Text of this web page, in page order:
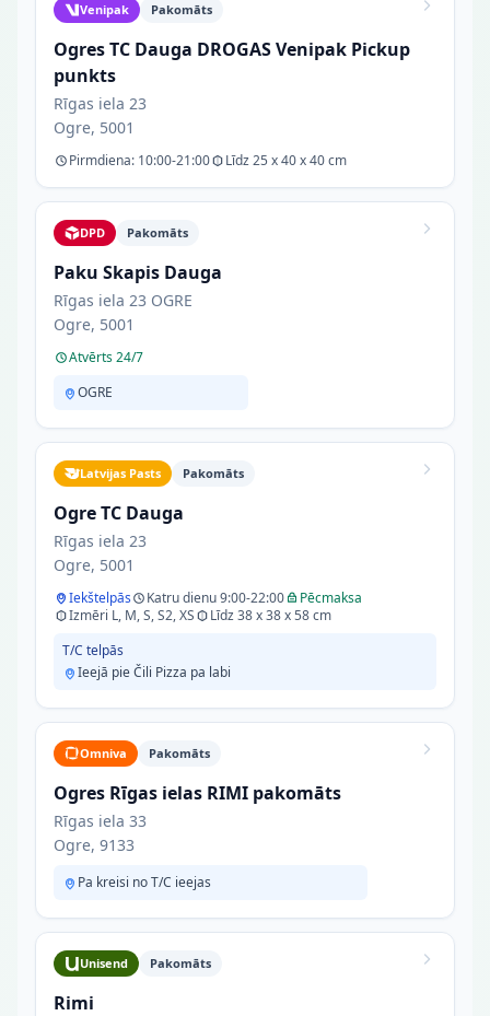
Venipak Pakomāts
Ogres TC Dauga DROGAS Venipak Pickup
punkts
Rīgas iela 23
Ogre, 5001
Pirmdiena: 10:00-21:00 Līdz 25 x 40 x 40 cm
DPD Pakomāts
Paku Skapis Dauga
Rīgas iela 23 OGRE
Ogre, 5001
Atvērts 24/7
OGRE
Latvijas Pasts Pakomāts
Ogre TC Dauga
Rīgas iela 23
Ogre, 5001
Iekštelpās Katru dienu 9:00-22:00
Pēcmaksa
Izmēri L, M, S, S2, XS
Līdz 38 x 38 x 58 cm
T/C telpās
Ieejā pie Čili Pizza pa labi
Omniva Pakomāts
Ogres Rīgas ielas RIMI pakomāts
Rīgas iela 33
Ogre, 9133
Pa kreisi no T/C ieejas
Unisend Pakomāts
Rimi